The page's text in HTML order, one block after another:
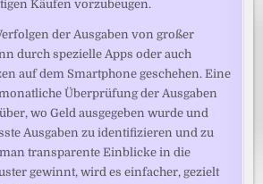
Käufen vorzubeugen.
der Ausgaben von großer
durch spezielle Apps oder auch
auf dem Smartphone geschehen. Eine
Überprüfung der Ausgaben
wo Geld ausgegeben wurde und
Ausgaben zu identifizieren und zu
transparente Einblicke in die
gewinnt, wird es einfacher, gezielt